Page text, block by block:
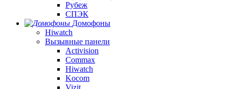
Рубеж
СПЭК
Домофоны
Hiwatch
Вызывные панели
Activision
Commax
Hiwatch
Kocom
Vizit